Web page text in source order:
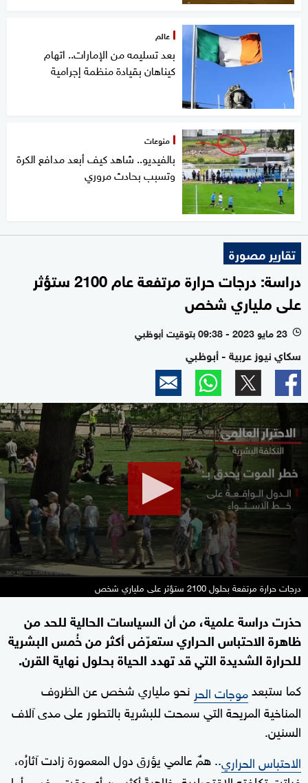
عالم
بعد تسليمه من الإمارات.. اتهام
كيناهان بقيادة منظمة إجرامية
منوعات
بالفيديو.. شاهد كيف أبعد مدافع الكرة
وتسبب بحادث مروري
تقارير مصورة
دراسة: درجات حرارة مرتفعة عام 2100 ستؤثر
على ملياري شخص
l 23 مايو 2023 - 09:38 بتوقيت أبوظبي
سكاي نيوز عربية - أبوظبي
0
seconds
of
1
minute,
57
seconds
درجات حرارة مرتفعة بحلول 2100 ستؤثر على ملياري شخص
حذرت دراسة علمية، من أن السياسات الحالية للحد من
ظاهرة الاحتباس الحراري ستعرّض أكثر من خُمس البشرية
للحرارة الشديدة التي قد تهدد الحياة بحلول نهاية القرن.
كما ستبعدموجات الحر نحو ملياري شخص عن الظروف
المناخية المريحة التي سمحت للبشرية بالتطور على مدى آلاف
السنين.
الاحتباس الحراري.. همٌ عالمي يؤرق دول المعمورة زادت آثارُه،